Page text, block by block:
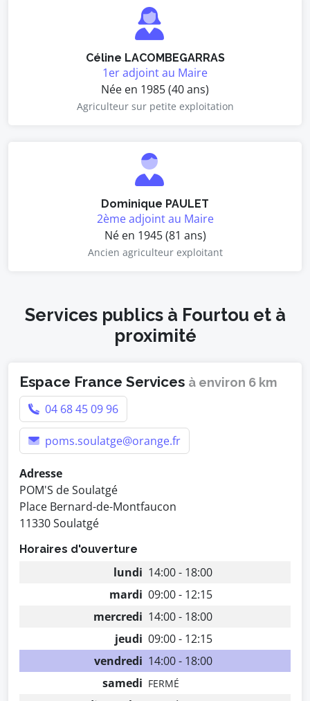
Céline LACOMBEGARRAS
1er adjoint au Maire
Née en 1985 (40 ans)
Agriculteur sur petite exploitation
Dominique PAULET
2ème adjoint au Maire
Né en 1945 (81 ans)
Ancien agriculteur exploitant
Services publics à Fourtou et à
proximité
Espace France Services à environ 6 km
04 68 45 09 96
poms.soulatge@orange.fr
Adresse
POM'S de Soulatgé
Place Bernard-de-Montfaucon
11330 Soulatgé
Horaires d'ouverture
lundi 14:00 - 18:00
mardi 09:00 - 12:15
mercredi 14:00 - 18:00
jeudi 09:00 - 12:15
vendredi 14:00 - 18:00
samedi FERMÉ